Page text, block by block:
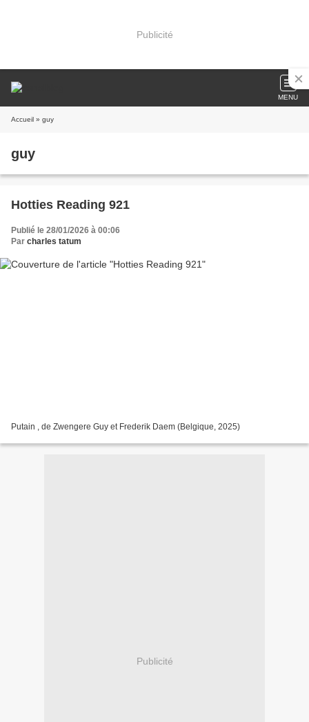
Publicité
MENU
Accueil » guy
guy
Hotties Reading 921
Publié le 28/01/2026 à 00:06
Par charles tatum
Putain , de Zwengere Guy et Frederik Daem (Belgique, 2025)
Publicité